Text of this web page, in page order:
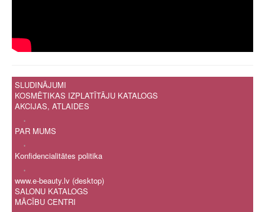
SLUDINĀJUMI
KOSMĒTIKAS IZPLATĪTĀJU KATALOGS
AKCIJAS, ATLAIDES
.
PAR MUMS
.
Konfidencialitātes politika
.
www.e-beauty.lv (desktop)
SALONU KATALOGS
MĀCĪBU CENTRI